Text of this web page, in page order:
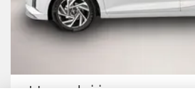
Hyundai i20